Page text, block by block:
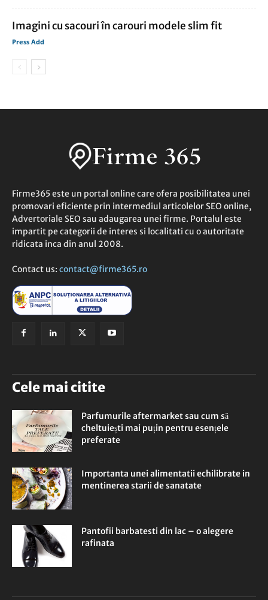
Imagini cu sacouri în carouri modele slim fit
Press Add
Firme365 este un portal online care ofera posibilitatea unei
promovari eficiente prin intermediul articolelor SEO online,
Advertoriale SEO sau adaugarea unei firme. Portalul este
impartit pe categorii de interes si localitati cu o autoritate
ridicata inca din anul 2008.
Contact us: contact@firme365.ro
Cele mai citite
Parfumurile aftermarket sau cum să
cheltuiești mai puțin pentru esențele
preferate
Importanta unei alimentatii echilibrate in
mentinerea starii de sanatate
Pantofii barbatesti din lac – o alegere
rafinata